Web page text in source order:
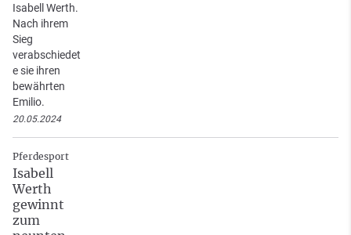
Isabell Werth.
Nach ihrem
Sieg
verabschiedet
e sie ihren
bewährten
Emilio.
20.05.2024
Pferdesport
Isabell
Werth
gewinnt
zum